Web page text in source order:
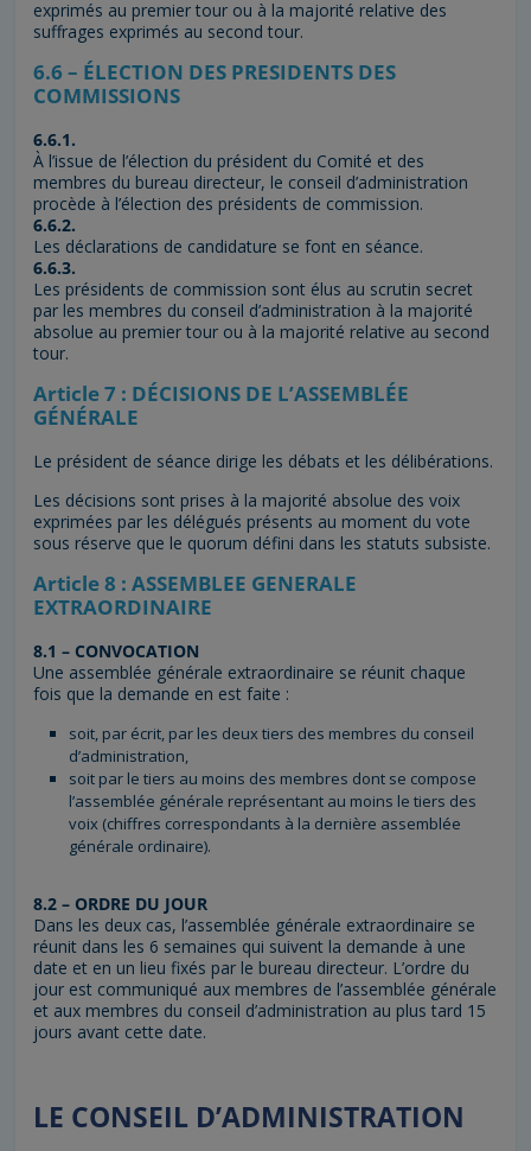
exprimés au premier tour ou à la majorité relative des
suffrages exprimés au second tour.
6.6 – ÉLECTION DES PRESIDENTS DES
COMMISSIONS
6.6.1.
À l’issue de l’élection du président du Comité et des
membres du bureau directeur, le conseil d’administration
procède à l’élection des présidents de commission.
6.6.2.
Les déclarations de candidature se font en séance.
6.6.3.
Les présidents de commission sont élus au scrutin secret
par les membres du conseil d’administration à la majorité
absolue au premier tour ou à la majorité relative au second
tour.
Article 7 : DÉCISIONS DE L’ASSEMBLÉE
GÉNÉRALE
Le président de séance dirige les débats et les délibérations.
Les décisions sont prises à la majorité absolue des voix
exprimées par les délégués présents au moment du vote
sous réserve que le quorum défini dans les statuts subsiste.
Article 8 : ASSEMBLEE GENERALE
EXTRAORDINAIRE
8.1 – CONVOCATION
Une assemblée générale extraordinaire se réunit chaque
fois que la demande en est faite :
soit, par écrit, par les deux tiers des membres du conseil
d’administration,
soit par le tiers au moins des membres dont se compose
l’assemblée générale représentant au moins le tiers des
voix (chiffres correspondants à la dernière assemblée
générale ordinaire).
8.2 – ORDRE DU JOUR
Dans les deux cas, l’assemblée générale extraordinaire se
réunit dans les 6 semaines qui suivent la demande à une
date et en un lieu fixés par le bureau directeur. L’ordre du
jour est communiqué aux membres de l’assemblée générale
et aux membres du conseil d’administration au plus tard 15
jours avant cette date.
LE CONSEIL D’ADMINISTRATION